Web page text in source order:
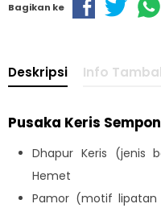
Bagikan ke
Deskripsi Info
Pusaka Keris
Dhapur Keris (jenis
Hemet
Pamor (motif